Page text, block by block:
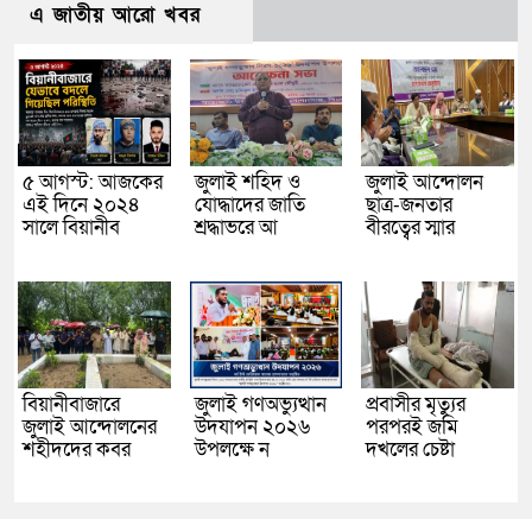
এ জাতীয় আরো খবর
৫ আগস্ট: আজকের
এই দিনে ২০২৪
সালে বিয়ানীব
জুলাই শহিদ ও
যোদ্ধাদের জাতি
শ্রদ্ধাভরে আ
জুলাই আন্দোলন
ছাত্র-জনতার
বীরত্বের স্মার
বিয়ানীবাজারে
জুলাই আন্দোলনের
শহীদদের কবর
জুলাই গণঅভ্যুত্থান
উদযাপন ২০২৬
উপলক্ষে ন
প্রবাসীর মৃত্যুর
পরপরই জমি
দখলের চেষ্টা